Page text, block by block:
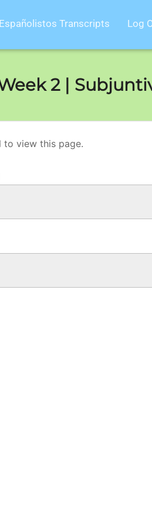
Españolistos Transcripts Log
2 |
to view this page.